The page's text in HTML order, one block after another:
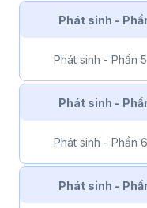
Phát sinh -
Phát sinh - Phần 5
Phát sinh -
Phát sinh - Phần 6
Phát sinh -